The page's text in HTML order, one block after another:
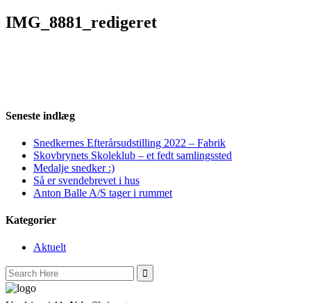
IMG_8881_redigeret
Seneste indlæg
Snedkernes Efterårsudstilling 2022 – Fabrik
Skovbrynets Skoleklub – et fedt samlingssted
Medalje snedker :)
Så er svendebrevet i hus
Anton Balle A/S tager i rummet
Kategorier
Aktuelt
Search
for: